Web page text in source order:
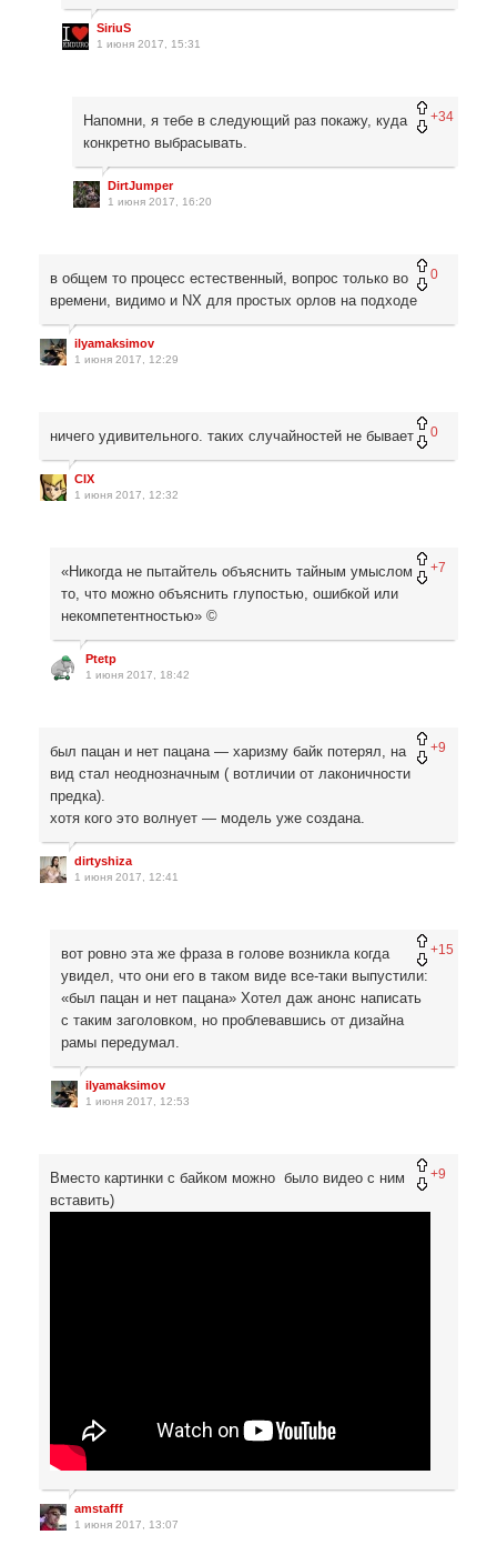
SiriuS
1 июня 2017, 15:31
+34
Напомни, я тебе в следующий раз покажу, куда
конкретно выбрасывать.
DirtJumper
1 июня 2017, 16:20
0
в общем то процесс естественный, вопрос только во
времени, видимо и NX для простых орлов на подходе
ilyamaksimov
1 июня 2017, 12:29
0
ничего удивительного. таких случайностей не бывает
CIX
1 июня 2017, 12:32
+7
«Никогда не пытайтель объяснить тайным умыслом
то, что можно объяснить глупостью, ошибкой или
некомпетентностью» ©
Ptetp
1 июня 2017, 18:42
+9
был пацан и нет пацана — харизму байк потерял, на
вид стал неоднозначным ( вотличии от лаконичности
предка).
хотя кого это волнует — модель уже создана.
dirtyshiza
1 июня 2017, 12:41
+15
вот ровно эта же фраза в голове возникла когда
увидел, что они его в таком виде все-таки выпустили:
«был пацан и нет пацана» Хотел даж анонс написать
с таким заголовком, но проблевавшись от дизайна
рамы передумал.
ilyamaksimov
1 июня 2017, 12:53
+9
Вместо картинки с байком можно было видео с ним
вставить)
amstafff
1 июня 2017, 13:07